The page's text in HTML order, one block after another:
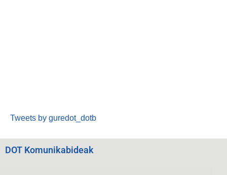
Tweets by guredot_dotb
DOT Komunikabideak